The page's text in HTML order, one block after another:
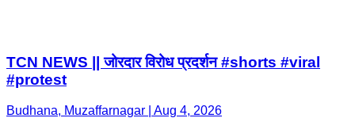
TCN NEWS || जोरदार विरोध प्रदर्शन #shorts #viral
#protest
Budhana, Muzaffarnagar | Aug 4, 2026